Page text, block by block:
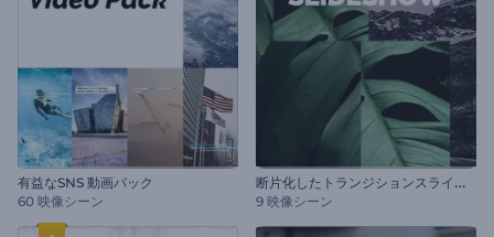
有益なSNS 動画パック
60 映像シーン
断
片化したトランジションスライドショー
9 映像シーン